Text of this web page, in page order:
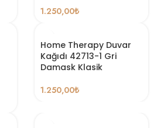
1.250,00₺
Home Therapy Duvar
Kağıdı 42713-1 Gri
Damask Klasik
1.250,00₺